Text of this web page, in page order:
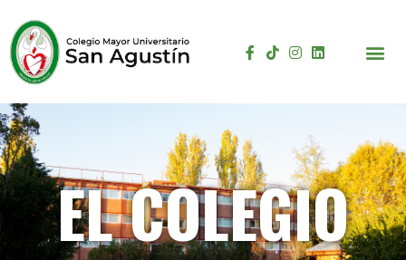
EL COLEGIO